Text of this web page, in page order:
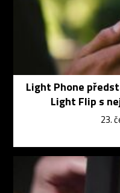
Light Phone
Light Flip s
23.